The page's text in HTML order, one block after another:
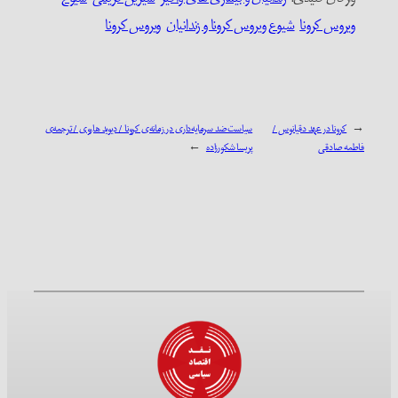
ویروس کروناشیوع ویروس کرونا و زندانیان ویروس کرونا
← کرونا در عهد دقیانوس /
فاطمه صادقی
سیاست ضد سرمایه‌داری در زمانه‌ی کرونا / دیوید هاروی / ترجمه‌ی
پریسا شکورزاده →